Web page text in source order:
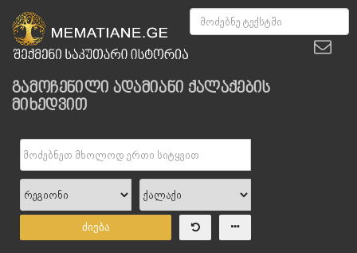
გამოჩენილი ადამიანი ქალაქების
მიხედვით
ძიება